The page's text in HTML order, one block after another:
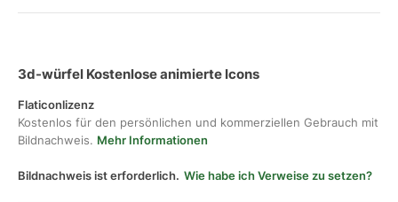
3d-würfel Kostenlose animierte Icons
Flaticonlizenz
Kostenlos für den persönlichen und kommerziellen Gebrauch mit
Bildnachweis. Mehr Informationen
Bildnachweis ist erforderlich. Wie habe ich Verweise zu setzen?